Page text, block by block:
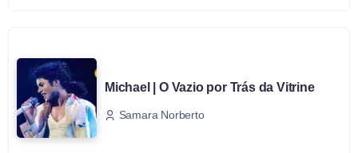
Michael | O Vazio por Trás da Vitrine
Samara Norberto